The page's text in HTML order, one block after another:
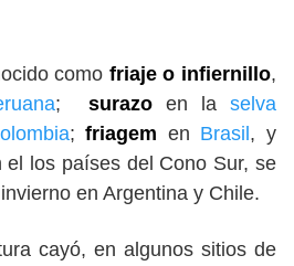
como friaje o infiernillo,
; surazoen la selva
;friagem en Brasil, y
el los países del Cono Sur, se
en Argentina y Chile.
cayó, en algunos sitios de